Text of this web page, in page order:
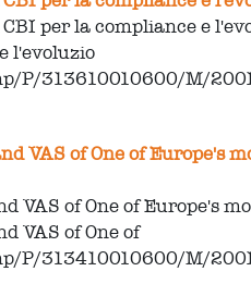
per la compliance e
l'evoluzio
P/313610010600/M/
VAS of One of
VAS of One of
VAS of One of
P/313410010600/M/